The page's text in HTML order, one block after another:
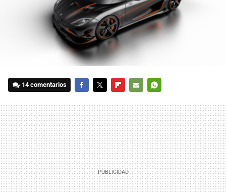
14 comentarios
MAIL